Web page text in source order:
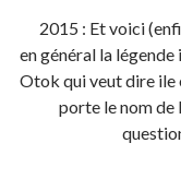
2015 : Et voici
en général la légende
Otok qui veut dire ile
porte le nom de